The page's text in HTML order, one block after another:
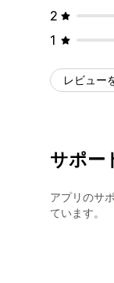
2
1
レビュー
サポー
アプリのサ
ています。